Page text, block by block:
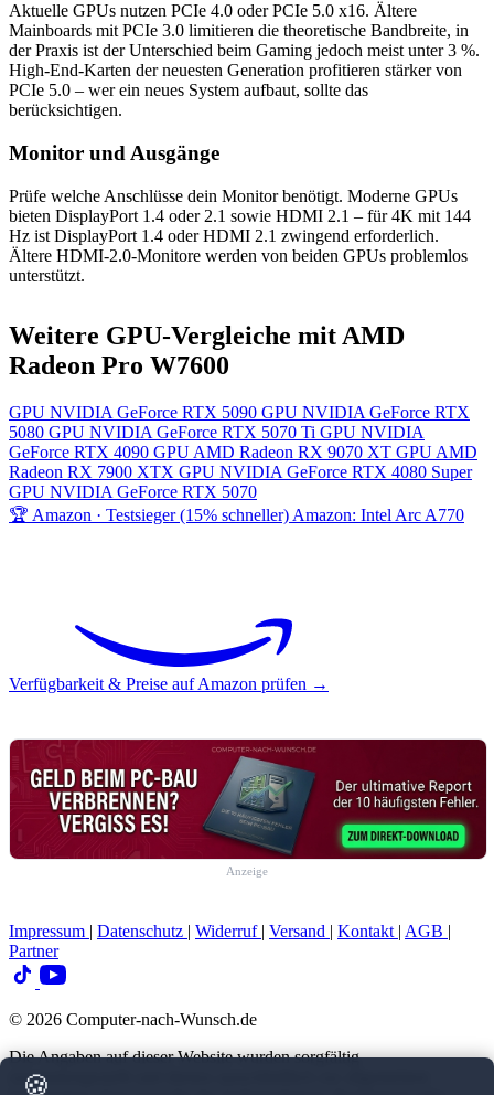
🍪
Aktuelle GPUs nutzen PCIe 4.0 oder PCIe 5.0 x16. Ältere
Mainboards mit PCIe 3.0 limitieren die theoretische Bandbreite, in
der Praxis ist der Unterschied beim Gaming jedoch meist unter 3 %.
High-End-Karten der neuesten Generation profitieren stärker von
PCIe 5.0 – wer ein neues System aufbaut, sollte das
berücksichtigen.
Monitor und Ausgänge
Prüfe welche Anschlüsse dein Monitor benötigt. Moderne GPUs
bieten DisplayPort 1.4 oder 2.1 sowie HDMI 2.1 – für 4K mit 144
Hz ist DisplayPort 1.4 oder HDMI 2.1 zwingend erforderlich.
Ältere HDMI-2.0-Monitore werden von beiden GPUs problemlos
unterstützt.
Weitere GPU-Vergleiche mit AMD
Radeon Pro W7600
GPU NVIDIA GeForce RTX 5090 GPU NVIDIA GeForce RTX
5080 GPU NVIDIA GeForce RTX 5070 Ti GPU NVIDIA
GeForce RTX 4090 GPU AMD Radeon RX 9070 XT GPU AMD
Radeon RX 7900 XTX GPU NVIDIA GeForce RTX 4080 Super
GPU NVIDIA GeForce RTX 5070
🏆 Amazon · Testsieger (15% schneller) Amazon: Intel Arc A770
Verfügbarkeit & Preise auf Amazon prüfen →
Anzeige
Impressum | Datenschutz | Widerruf | Versand | Kontakt | AGB |
Partner
© 2026 Computer-nach-Wunsch.de
Die Angaben auf dieser Website wurden sorgfältig
zusammengestellt und dienen ausschließlich zur allgemeinen